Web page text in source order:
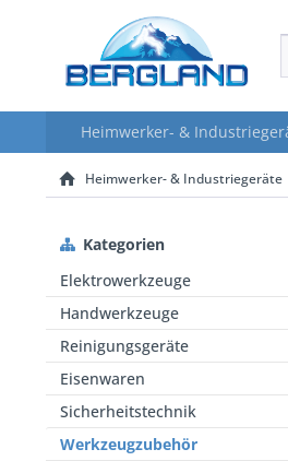
Heimwerker- &
Heimwerker- & Industriegeräte
Kategorien
Elektrowerkzeuge
Handwerkzeuge
Reinigungsgeräte
Eisenwaren
Sicherheitstechnik
Werkzeugzubehör